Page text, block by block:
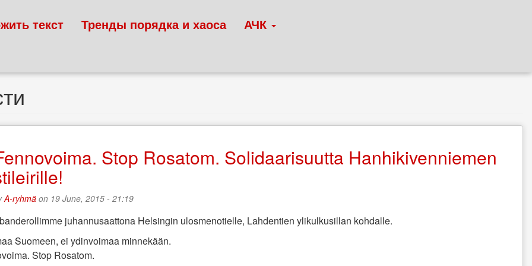
текст Тренды порядка и хаоса АЧК
Stop Rosatom. Solidaarisuutta Hanhikivenniemen
A-ryhmä on 19 June, 2015 - 21:19
juhannusaattona Helsingin ulosmenotielle, Lahdentien ylikulkusillan kohdalle.
Suomeen, ei ydinvoimaa minnekään.
Stop Rosatom.